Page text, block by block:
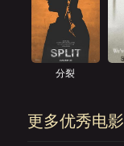
分裂
更多优秀电影